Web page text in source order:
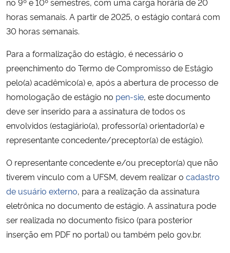
Ministério da Cidadania
Ministério de Minas e Energia
Ministério da Ciência, Tecnologia, Inovações e Comunicações
Ministério do Meio Ambiente
Controladoria-Geral da União
Ministério da Mulher, da Família e dos Direitos Humanos
horas semanais. A partir de 2025, o estágio contará com
30 horas semanais.
Para a formalização do estágio, é necessário o
preenchimento do Termo de Compromisso de Estágio
pelo(a) acadêmico(a) e, após a abertura de processo de
homologação de estágio no pen-sie, este documento
deve ser inserido para a assinatura de todos os
envolvidos (estagiário(a), professor(a) orientador(a) e
representante concedente/preceptor(a) de estágio).
O representante concedente e/ou preceptor(a) que não
tiverem vínculo com a UFSM, devem realizar o cadastro
de usuário externo, para a realização da assinatura
eletrônica no documento de estágio. A assinatura pode
ser realizada no documento físico (para posterior
inserção em PDF no portal) ou também pelo gov.br.